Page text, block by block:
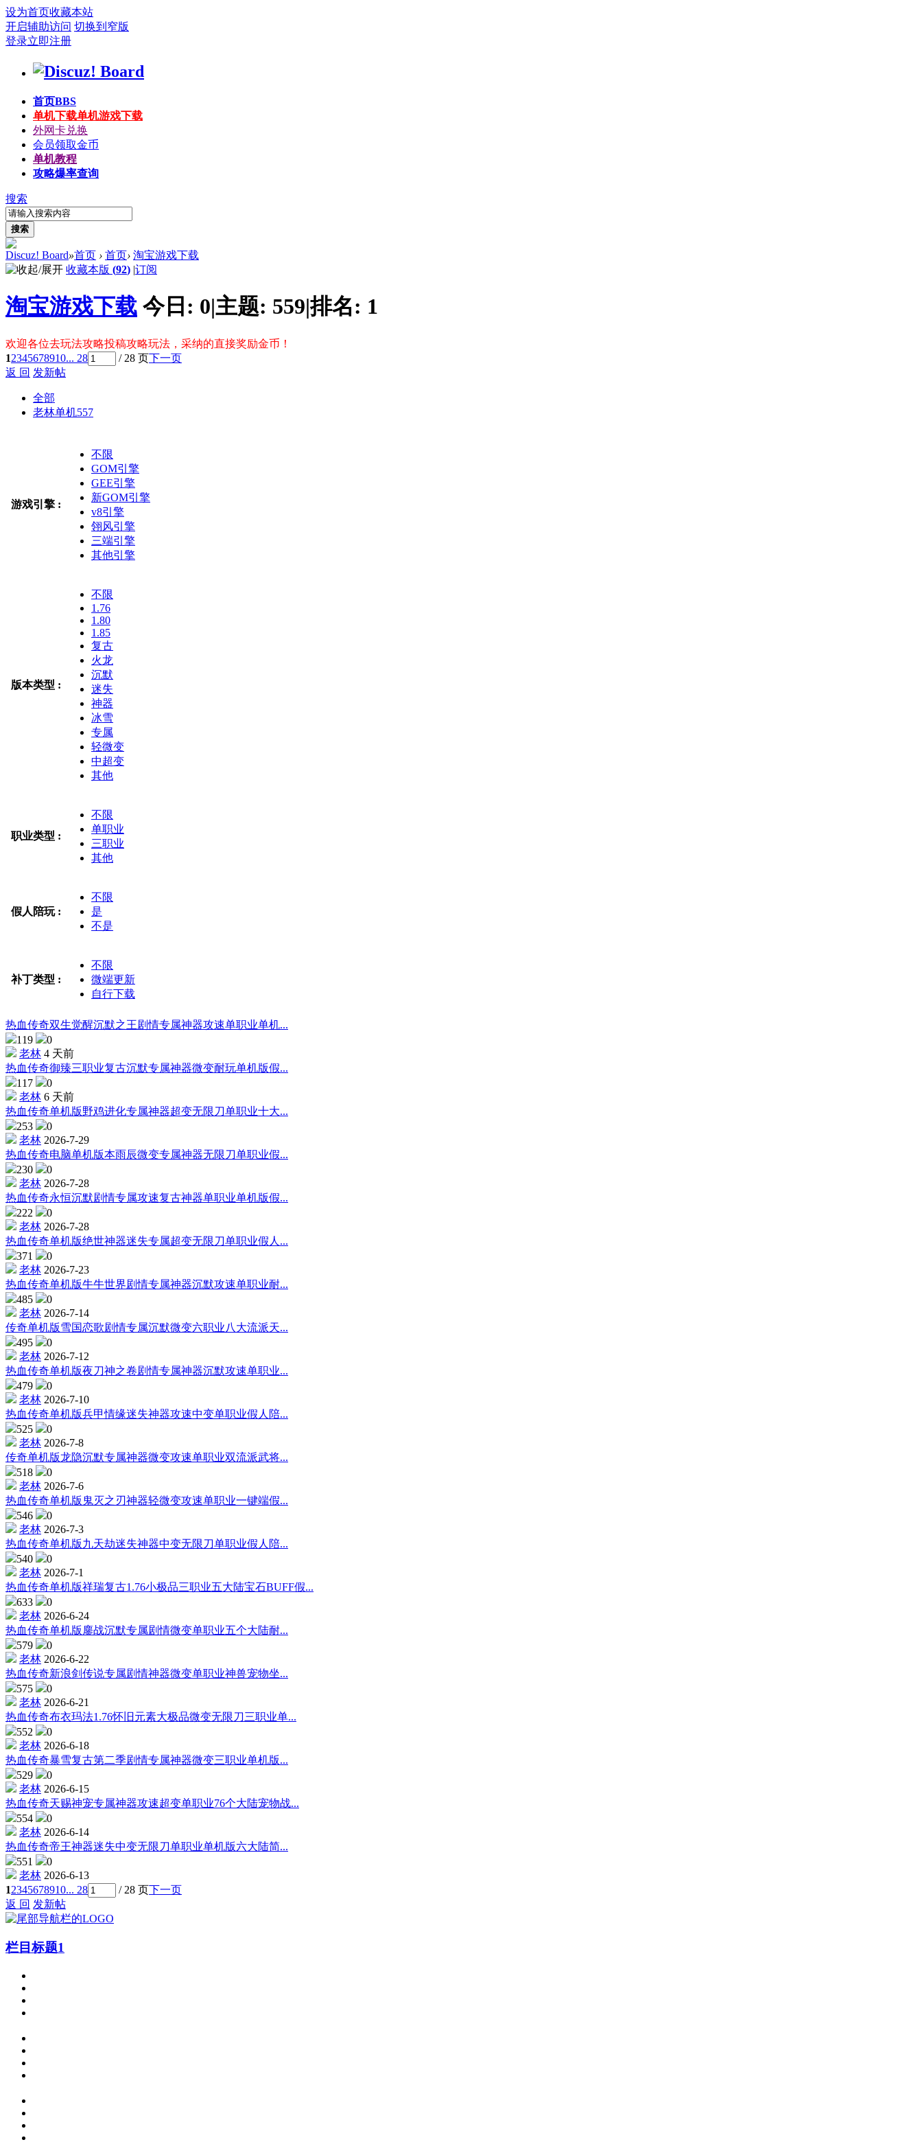
设为首页收藏本站
开启辅助访问 切换到窄版
登录立即注册
首页BBS
单机下载单机游戏下载
外网卡兑换
会员领取金币
单机教程
攻略爆率查询
搜索
搜索
Discuz! Board»首页 › 首页› 淘宝游戏下载
收藏本版 (92) |订阅
淘宝游戏下载 今日: 0|主题: 559|排名: 1
欢迎各位去玩法攻略投稿攻略玩法，采纳的直接奖励金币！
12345678910... 28 / 28 页下一页
返 回 发新帖
全部
老林单机557
游戏引擎 :
不限
GOM引擎
GEE引擎
新GOM引擎
v8引擎
翎风引擎
三端引擎
其他引擎
版本类型 :
不限
1.76
1.80
1.85
复古
火龙
沉默
迷失
神器
冰雪
专属
轻微变
中超变
其他
职业类型 :
不限
单职业
三职业
其他
假人陪玩 :
不限
是
不是
补丁类型 :
不限
微端更新
自行下载
热血传奇双生觉醒沉默之王剧情专属神器攻速单职业单机...
119
0
老林 4 天前
热血传奇御臻三职业复古沉默专属神器微变耐玩单机版假...
117
0
老林 6 天前
热血传奇单机版野鸡进化专属神器超变无限刀单职业十大...
253
0
老林 2026-7-29
热血传奇电脑单机版本雨辰微变专属神器无限刀单职业假...
230
0
老林 2026-7-28
热血传奇永恒沉默剧情专属攻速复古神器单职业单机版假...
222
0
老林 2026-7-28
热血传奇单机版绝世神器迷失专属超变无限刀单职业假人...
371
0
老林 2026-7-23
热血传奇单机版牛牛世界剧情专属神器沉默攻速单职业耐...
485
0
老林 2026-7-14
传奇单机版雪国恋歌剧情专属沉默微变六职业八大流派天...
495
0
老林 2026-7-12
热血传奇单机版夜刀神之卷剧情专属神器沉默攻速单职业...
479
0
老林 2026-7-10
热血传奇单机版兵甲情缘迷失神器攻速中变单职业假人陪...
525
0
老林 2026-7-8
传奇单机版龙隐沉默专属神器微变攻速单职业双流派武将...
518
0
老林 2026-7-6
热血传奇单机版鬼灭之刃神器轻微变攻速单职业一键端假...
546
0
老林 2026-7-3
热血传奇单机版九天劫迷失神器中变无限刀单职业假人陪...
540
0
老林 2026-7-1
热血传奇单机版祥瑞复古1.76小极品三职业五大陆宝石BUFF假...
633
0
老林 2026-6-24
热血传奇单机版鏖战沉默专属剧情微变单职业五个大陆耐...
579
0
老林 2026-6-22
热血传奇新浪剑传说专属剧情神器微变单职业神兽宠物坐...
575
0
老林 2026-6-21
热血传奇布衣玛法1.76怀旧元素大极品微变无限刀三职业单...
552
0
老林 2026-6-18
热血传奇暴雪复古第二季剧情专属神器微变三职业单机版...
529
0
老林 2026-6-15
热血传奇天赐神宠专属神器攻速超变单职业76个大陆宠物战...
554
0
老林 2026-6-14
热血传奇帝王神器迷失中变无限刀单职业单机版六大陆简...
551
0
老林 2026-6-13
12345678910... 28 / 28 页下一页
返 回 发新帖
栏目标题1